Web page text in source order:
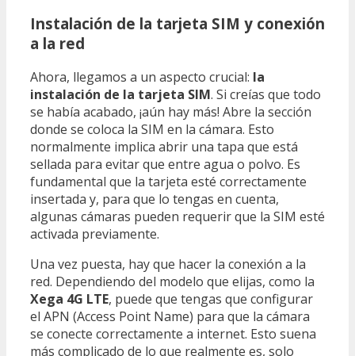
Instalación de la tarjeta SIM y conexión
a la red
Ahora, llegamos a un aspecto crucial: la
instalación de la tarjeta SIM. Si creías que todo
se había acabado, ¡aún hay más! Abre la sección
donde se coloca la SIM en la cámara. Esto
normalmente implica abrir una tapa que está
sellada para evitar que entre agua o polvo. Es
fundamental que la tarjeta esté correctamente
insertada y, para que lo tengas en cuenta,
algunas cámaras pueden requerir que la SIM esté
activada previamente.
Una vez puesta, hay que hacer la conexión a la
red. Dependiendo del modelo que elijas, como la
Xega 4G LTE, puede que tengas que configurar
el APN (Access Point Name) para que la cámara
se conecte correctamente a internet. Esto suena
más complicado de lo que realmente es, solo